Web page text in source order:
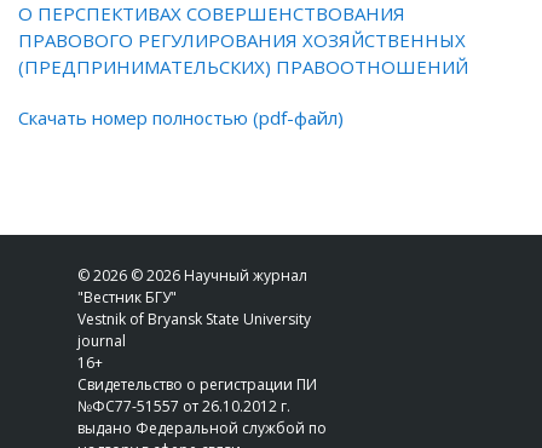
О ПЕРСПЕКТИВАХ СОВЕРШЕНСТВОВАНИЯ
ПРАВОВОГО РЕГУЛИРОВАНИЯ ХОЗЯЙСТВЕННЫХ
(ПРЕДПРИНИМАТЕЛЬСКИХ) ПРАВООТНОШЕНИЙ
Скачать номер полностью (pdf-файл)
© 2026 © 2026 Научный журнал
"Вестник БГУ"
Vestnik of Bryansk State University
journal
16+
Свидетельство о регистрации ПИ
№ФС77-51557 от 26.10.2012 г.
выдано Федеральной службой по